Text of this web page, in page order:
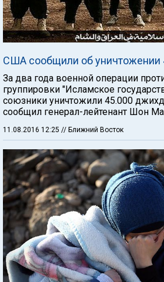
США сообщили об уничтожении
За два года военной операции
группировки "Исламское
союзники уничтожили 45.000
сообщил генерал-лейтенант Шон
11.08.2016 12:25 // Ближний Восток